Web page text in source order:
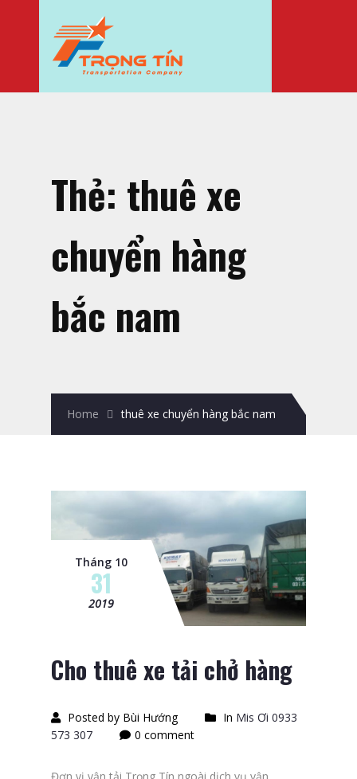
Thẻ: thuê xe
chuyển hàng
bắc nam
Home thuê xe chuyển hàng bắc nam
Tháng 10
31
2019
Cho thuê xe tải chở hàng
Posted by Bùi Hướng In Mis Ơi 0933
573 307
0 comment